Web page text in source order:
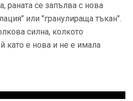
раната се запълва с нова
или "гранулираща тъкан".
силна, колкото
като е нова и не е имала